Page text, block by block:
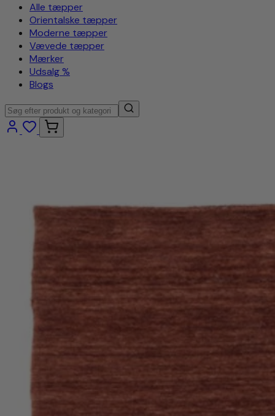
Alle tæpper
Orientalske tæpper
Moderne tæpper
Vævede tæpper
Mærker
Udsalg %
Blogs